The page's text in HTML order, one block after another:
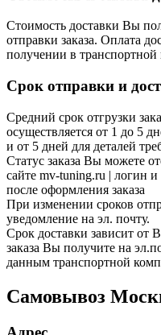
Стоимость доставки Вы
отправки заказа. Оплата
получении в
Срок отправки и
Средний срок отгрузки
осуществляется от 1 до 5
и от 5 дней для деталей
Статус заказа Вы можете
сайте mv-tuning.ru | логин
после оформления заказа
При изменении сроков
уведомление на эл. почту.
Срок доставки зависит от
заказа Вы получите на
данным транспортной
Самовывоз